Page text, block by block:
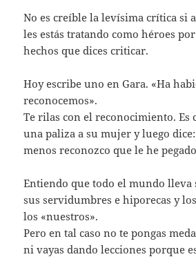
No es creíble la levísima crítica si
les estás tratando como héroes
hechos que dices criticar.
Hoy escribe uno en Gara. «Ha
reconocemos».
Te rilas con el reconocimiento. Es
una paliza a su mujer y luego
menos reconozco que le he
Entiendo que todo el mundo lleva
sus servidumbres e hiporecas y
los «nuestros».
Pero en tal caso no te pongas
ni vayas dando lecciones porque